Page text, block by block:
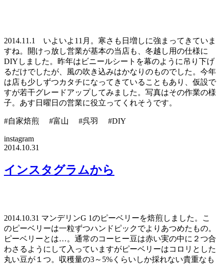
2014.11.1 いよいよ11月。寒さも日増しに強まってきていま
すね。開けっ放し営業が基本の当店も、冬越し用の仕様に
DIYしました。昨年はビニールシートを幕のように吊り下げ
るだけでしたが、風の吹き込みはかなりのものでした。今年
は店も少しずつカタチになってきていることもあり、仮設で
すが若干グレードアップしてみました。写真はその作業の様
子。あす日曜日の営業に役立ってくれそうです。
#自家焙煎 #富山 #呉羽 #DIY
instagram
2014.10.31
インスタグラムから
2014.10.31 マンデリンG 1のピーベリーを焙煎しました。こ
のピーベリーは一粒ずつハンドピックでよりあつめたもの。
ピーベリーとは…。通常のコーヒー豆は赤い実の中に２つ合
わさるようにして入っていますがピーベリーはコロリとした
丸い豆が１つ。収穫量の3～5%くらいしか採れない貴重なも